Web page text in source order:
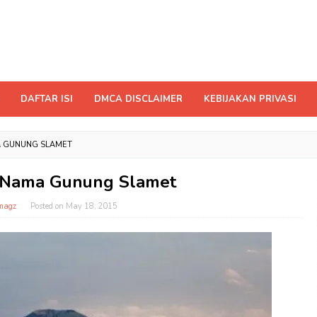
DAFTAR ISI DMCA DISCLAIMER KEBIJAKAN PRIVASI
SLAMET
Gunung Slamet
Posted on May 18, 2015